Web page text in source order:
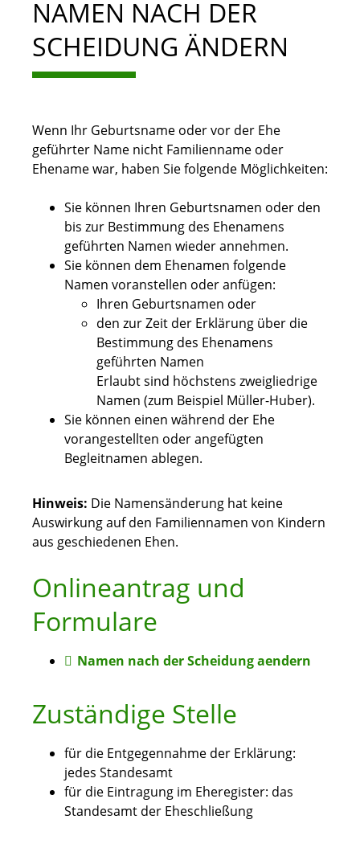
NAMEN NACH DER
SCHEIDUNG ÄNDERN
Wenn Ihr Geburtsname oder vor der Ehe
geführter Name nicht Familienname oder
Ehename war, haben Sie folgende Möglichkeiten:
Sie können Ihren Geburtsnamen oder den
bis zur Bestimmung des Ehenamens
geführten Namen wieder annehmen.
Sie können dem Ehenamen folgende
Namen voranstellen oder anfügen:
Ihren Geburtsnamen oder
den zur Zeit der Erklärung über die
Bestimmung des Ehenamens
geführten Namen
Erlaubt sind höchstens zweigliedrige
Namen (zum Beispiel Müller-Huber).
Sie können einen während der Ehe
vorangestellten oder angefügten
Begleitnamen ablegen.
Hinweis: Die Namensänderung hat keine
Auswirkung auf den Familiennamen von Kindern
aus geschiedenen Ehen.
Onlineantrag und
Formulare
Namen nach der Scheidung aendern
Zuständige Stelle
für die Entgegennahme der Erklärung:
jedes Standesamt
für die Eintragung im Eheregister: das
Standesamt der Eheschließung